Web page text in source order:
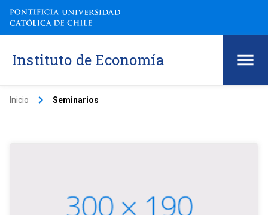
Instituto de Economía
Inicio keyboard_arrow_right Seminarios